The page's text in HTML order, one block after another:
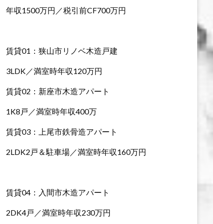
年収1500万円／税引前CF700万円
賃貸01：狭山市リノベ木造戸建
3LDK／満室時年収120万円
賃貸02：新座市木造アパート
1K8戸／満室時年収400万
賃貸03：上尾市鉄骨造アパート
2LDK2戸＆駐車場／満室時年収160万円
賃貸04：入間市木造アパート
2DK4戸／満室時年収230万円